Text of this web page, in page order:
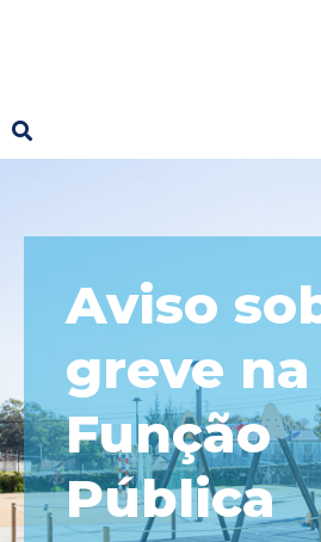
Aviso
greve na
Função
Pública